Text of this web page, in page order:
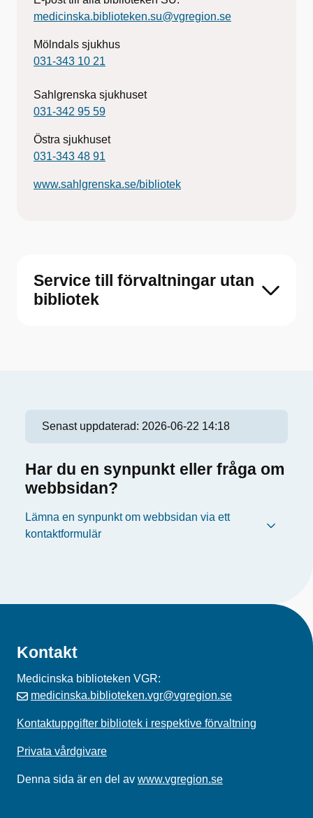
medicinska.biblioteken.su@vgregion.se
Mölndals sjukhus
031-343 10 21
Sahlgrenska sjukhuset
031-342 95 59
Östra sjukhuset
031-343 48 91
www.sahlgrenska.se/bibliotek
Service till förvaltningar utan
bibliotek
Senast uppdaterad: 2026-06-22 14:18
Har du en synpunkt eller fråga om
webbsidan?
Lämna en synpunkt om webbsidan via ett
kontaktformulär
Kontakt
Medicinska biblioteken VGR:
medicinska.biblioteken.vgr@vgregion.se
Kontaktuppgifter bibliotek i respektive förvaltning
Privata vårdgivare
Denna sida är en del av www.vgregion.se